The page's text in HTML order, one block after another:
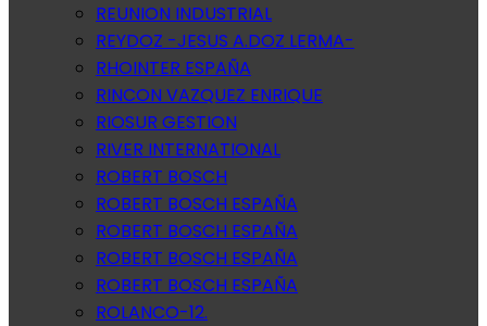
REUNION INDUSTRIAL
REYDOZ -JESUS A.DOZ LERMA-
RHOINTER ESPAÑA
RINCON VAZQUEZ ENRIQUE
RIOSUR GESTION
RIVER INTERNATIONAL
ROBERT BOSCH
ROBERT BOSCH ESPAÑA
ROBERT BOSCH ESPAÑA
ROBERT BOSCH ESPAÑA
ROBERT BOSCH ESPAÑA
ROLANCO-12.